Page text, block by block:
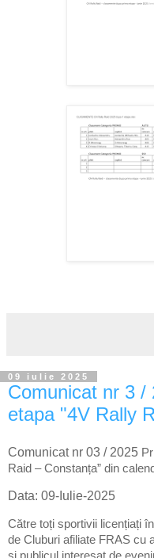
09 iulie 2025
Comunicat nr 3 /
etapa "4V Rally
Comunicat nr 03 / 2025
Raid – Constanța” din
Data: 09-Iulie-2025
Către toți sportivii licențiați
de Cluburi afiliate FRAS cu